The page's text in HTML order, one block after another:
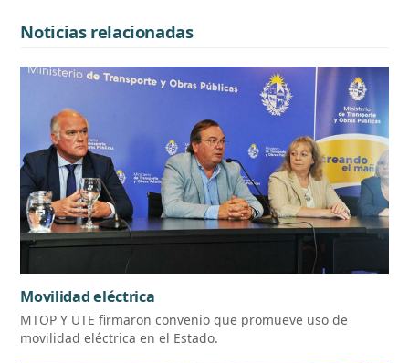
Noticias relacionadas
Movilidad eléctrica
MTOP Y UTE firmaron convenio que promueve uso de
movilidad eléctrica en el Estado.